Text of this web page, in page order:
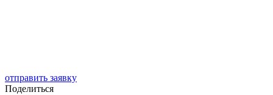
отправить заявку
Поделиться